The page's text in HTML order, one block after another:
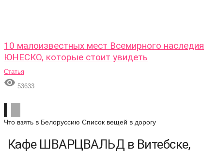
10 малоизвестных мест Всемирного наследия
ЮНЕСКО, которые стоит увидеть
Статья
 53633
Что взять в Белоруссию Список вещей в дорогу
Кафе ШВАРЦВАЛЬД в Витебске,